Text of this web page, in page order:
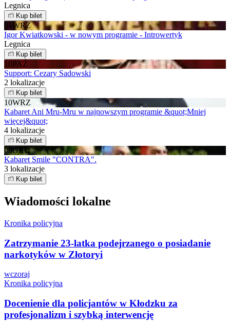
Legnica
Kup bilet
04WRZ
Igor Kwiatkowski - w nowym programie - Introwertyk
Legnica
Kup bilet
10PAŹ
Support: Cezary Sadowski
2 lokalizacje
Kup bilet
10WRZ
Kabaret Ani Mru-Mru w najnowszym programie &quot;Mniej
więcej&quot;
4 lokalizacje
Kup bilet
06GRU
Kabaret Smile "CONTRA".
3 lokalizacje
Kup bilet
Wiadomości lokalne
Kronika policyjna
Zatrzymanie 23-latka podejrzanego o posiadanie
narkotyków w Złotoryi
wczoraj
Kronika policyjna
Docenienie dla policjantów w Kłodzku za
profesjonalizm i szybką interwencję